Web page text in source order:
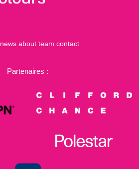
news about team contact
Partenaires :